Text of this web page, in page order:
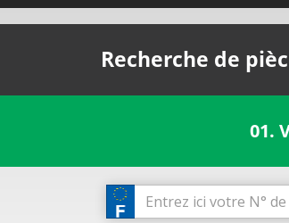
Recherche de
01.